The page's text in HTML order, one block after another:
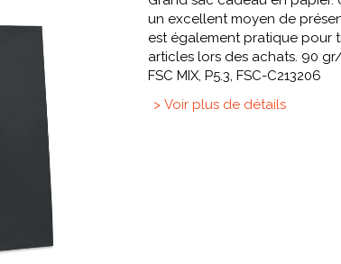
un excellent moyen de
est également pratique pour
articles lors des achats. 90 gr/
FSC MIX, P5.3, FSC-C213206
> Voir plus de détails